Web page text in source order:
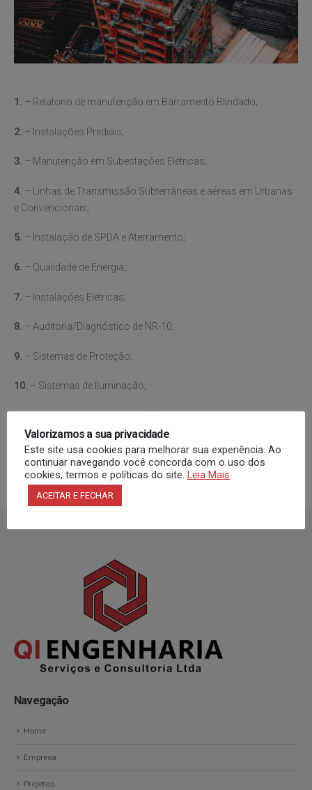
1. – Relatorio de manutenção em Barramento Blindado;
2. – Instalações Prediais;
3. – Manutenção em Subestações Elétricas;
4. – Linhas de Transmissão Subterrâneas e aéreas em Urbanas
e Convencionais;
5. – Instalação de SPDA e Aterramento;
6. – Qualidade de Energia;
7. – Instalações Elétricas;
8. – Auditoria/Diagnóstico de NR-10;
9. – Sistemas de Proteção;
10. – Sistemas de Iluminação;
circuitos, iluminação de emergência
e sistema de detecção de incêndio)”;
Navegação
Home
Empresa
Projetos
Valorizamos a sua privacidade
Este site usa cookies para melhorar sua experiência. Ao
continuar navegando você concorda com o uso dos
cookies, termos e políticas do site. Leia Mais
ACEITAR E FECHAR